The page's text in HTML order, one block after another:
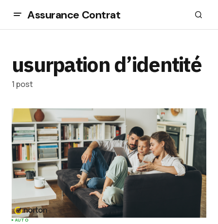
Assurance Contrat
usurpation d’identité
1 post
AUTO